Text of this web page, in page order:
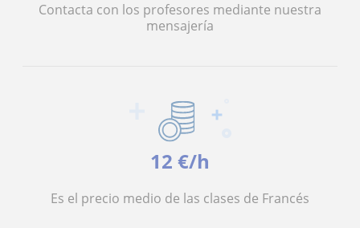
Contacta con los profesores mediante nuestra
mensajería
12 €/h
Es el precio medio de las clases de Francés